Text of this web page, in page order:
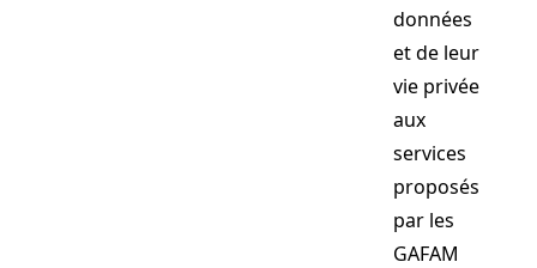
données
et de leur
vie privée
aux
services
proposés
par les
GAFAM